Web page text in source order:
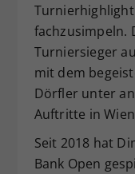
fachzusimpeln.
Turniersieger
mit dem
Dörfler unter
Auftritte in
Seit 2018 hat
Bank Open